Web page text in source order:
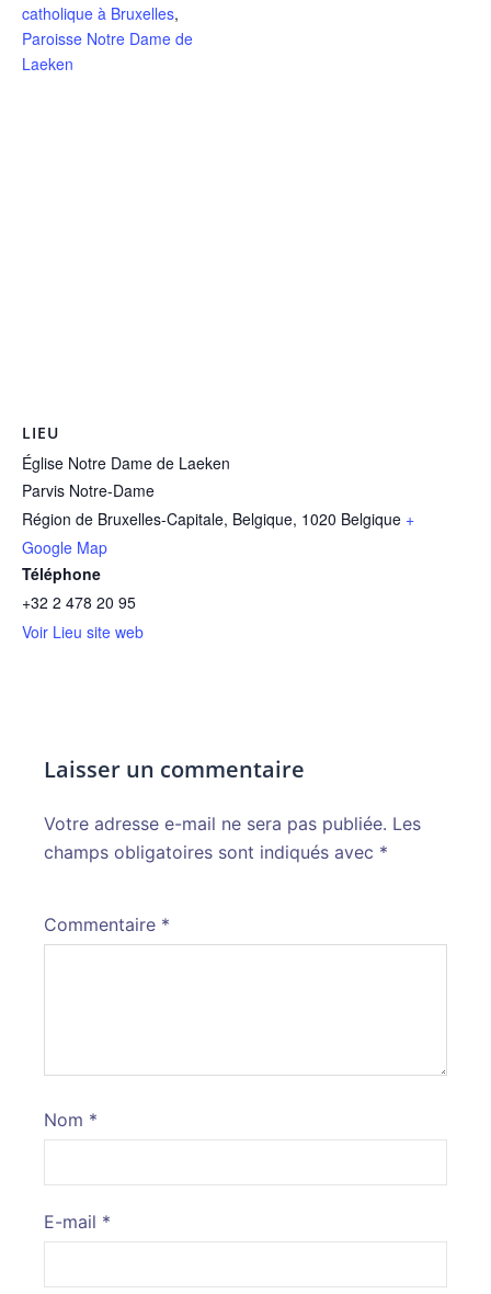
catholique à Bruxelles,
Paroisse Notre Dame de
Laeken
LIEU
Église Notre Dame de Laeken
Parvis Notre-Dame
Région de Bruxelles-Capitale, Belgique, 1020 Belgique +
Google Map
Téléphone
+32 2 478 20 95
Voir Lieu site web
Laisser un commentaire
Votre adresse e-mail ne sera pas publiée. Les
champs obligatoires sont indiqués avec *
Commentaire *
Nom *
E-mail *
Alternative: